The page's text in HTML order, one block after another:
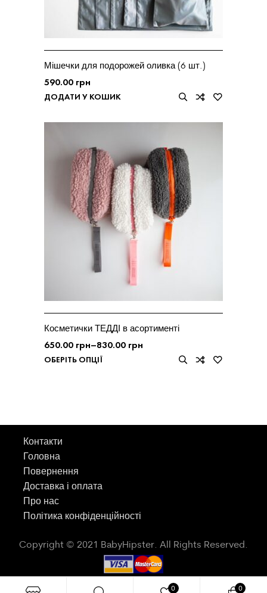
Мішечки для подорожей оливка (6 шт.)
590.00 грн
ДОДАТИ У КОШИК
Косметички ТЕДДІ в асортименті
650.00 грн–830.00 грн
ОБЕРІТЬ ОПЦІЇ
Контакти
Головна
Повернення
Доставка і оплата
Про нас
Політика конфіденційності
Copyright © 2021 BabyHipster. All Rights Reserved.
0 0